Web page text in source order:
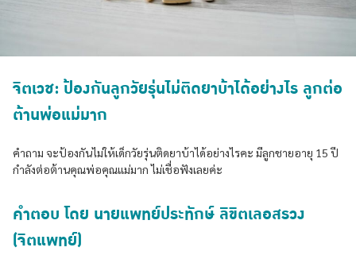
จิตเวช: ป้องกันลูกวัยรุ่นไม่ติดยาบ้าได้อย่างไร ลูกต่อ
ต้านพ่อแม่มาก
คำถาม จะป้องกันไม่ให้เด็กวัยรุ่นติดยาบ้าได้อย่างไรคะ มีลูกชายอายุ 15 ปี
กำลังต่อต้านคุณพ่อคุณแม่มาก ไม่เชื่อฟังเลยค่ะ
คำตอบ โดย นายแพทย์ประทักษ์ ลิขิตเลอสรวง
(จิตแพทย์)